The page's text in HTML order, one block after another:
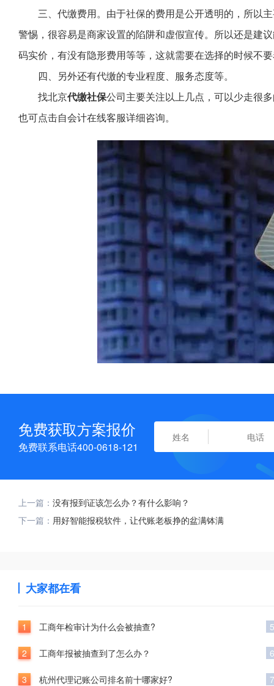
三、代缴费用。由于社保的费用是公开透明的，所以
警惕，很容易是商家设置的陷阱和虚假宣传。所以还是建
码实价，有没有隐形费用等等，这就需要在选择的时候不
四、另外还有代缴的专业程度、服务态度等。
找北京代缴社保公司主要关注以上几点，可以少走很
也可点击自会计在线客服详细咨询。
免费获取方案报价
免费联系电话400-0618-121
上一篇： 没有报到证该怎么办？有什么影响？
下一篇： 用好智能报税软件，让代账老板挣的盆满钵满
大家都在看
1 工商年检审计为什么会被抽查?
2 工商年报被抽查到了怎么办？
3 杭州代理记账公司排名前十哪家好?
5
6
7